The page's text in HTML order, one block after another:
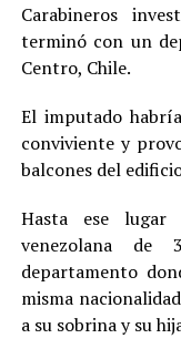
Carabineros
terminó con un
Centro, Chile.
El imputado
conviviente y
balcones del
Hasta ese lugar
venezolana
departamento
misma
a su sobrina y su